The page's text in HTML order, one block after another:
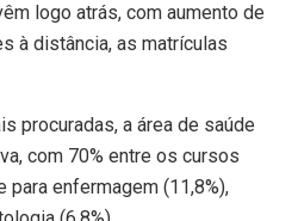
logo atrás, com aumento de
à distância, as matrículas
procuradas, a área de saúde
com 70% entre os cursos
enfermagem (11,8%),